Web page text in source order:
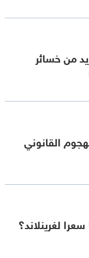
من خسائر
القانوني
لغرينلاند؟